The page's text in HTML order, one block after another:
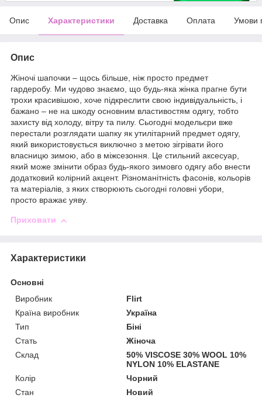
Опис Характеристики Доставка Оплата Умови
Опис
Жіночі шапочки – щось більше, ніж просто предмет
гардеробу. Ми чудово знаємо, що будь-яка жінка прагне бути
трохи красивішою, хоче підкреслити свою індивідуальність, і
бажано – не на шкоду основним властивостям одягу, тобто
захисту від холоду, вітру та пилу. Сьогодні модельєри вже
перестали розглядати шапку як утилітарний предмет одягу,
який використовується виключно з метою зігрівати його
власницю зимою, або в міжсезоння. Це стильний аксесуар,
який може змінити образ будь-якого зимовго одягу або внести
додатковий колірний акцент. Різноманітність фасонів, кольорів
та матеріалів, з яких створюють сьогодні головні убори,
просто вражає уяву.
Приховати
Характеристики
Основні
Виробник
Flirt
Країна виробник
Україна
Тип
Біні
Стать
Жіноча
Склад
50% VISCOSE 30% WOOL 10%
NYLON 10% ELASTANE
Колір
Чорний
Стан
Новий